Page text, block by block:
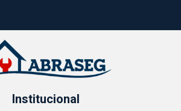
Institucional